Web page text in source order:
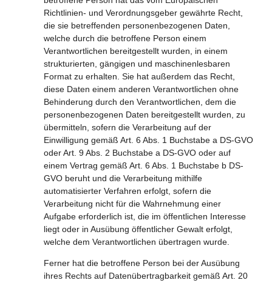
Richtlinien- und Verordnungsgeber gewährte Recht,
die sie betreffenden personenbezogenen Daten,
welche durch die betroffene Person einem
Verantwortlichen bereitgestellt wurden, in einem
strukturierten, gängigen und maschinenlesbaren
Format zu erhalten. Sie hat außerdem das Recht,
diese Daten einem anderen Verantwortlichen ohne
Behinderung durch den Verantwortlichen, dem die
personenbezogenen Daten bereitgestellt wurden, zu
übermitteln, sofern die Verarbeitung auf der
Einwilligung gemäß Art. 6 Abs. 1 Buchstabe a DS-GVO
oder Art. 9 Abs. 2 Buchstabe a DS-GVO oder auf
einem Vertrag gemäß Art. 6 Abs. 1 Buchstabe b DS-
GVO beruht und die Verarbeitung mithilfe
automatisierter Verfahren erfolgt, sofern die
Verarbeitung nicht für die Wahrnehmung einer
Aufgabe erforderlich ist, die im öffentlichen Interesse
liegt oder in Ausübung öffentlicher Gewalt erfolgt,
welche dem Verantwortlichen übertragen wurde.
Ferner hat die betroffene Person bei der Ausübung
ihres Rechts auf Datenübertragbarkeit gemäß Art. 20